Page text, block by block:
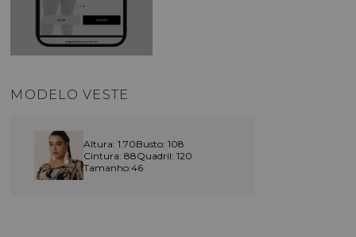
MODELO VESTE
Altura: 1.70Busto: 108
Cintura: 88Quadril: 120
Tamanho:46